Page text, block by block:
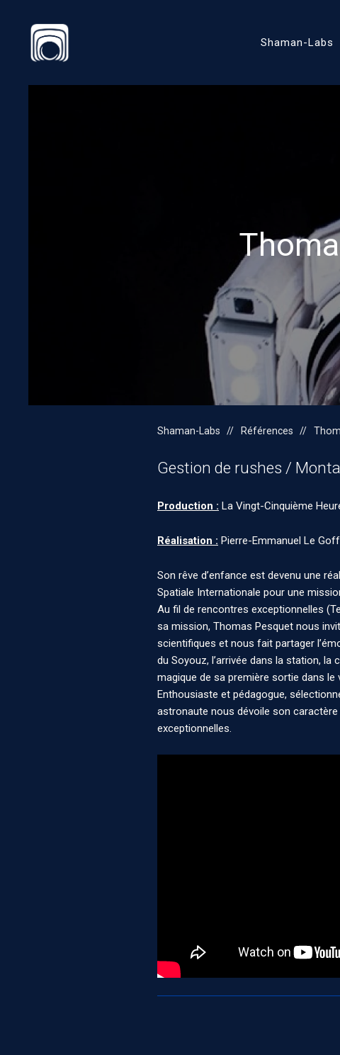
Shaman-Labs
Shaman-Labs Références
Gestion de rushes /
Production : La Vingt-Cinquième
Réalisation : Pierre-Emmanuel Le Goff
Son rêve d’enfance est devenu une
Spatiale Internationale pour une
Au fil de rencontres exceptionnelles
sa mission, Thomas Pesquet nous
scientifiques et nous fait partager
du Soyouz, l’arrivée dans la station,
magique de sa première sortie dans le
Enthousiaste et pédagogue,
astronaute nous dévoile son
exceptionnelles.